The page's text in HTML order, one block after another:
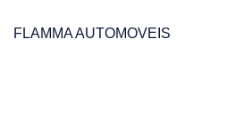
FLAMMA AUTOMOVEIS